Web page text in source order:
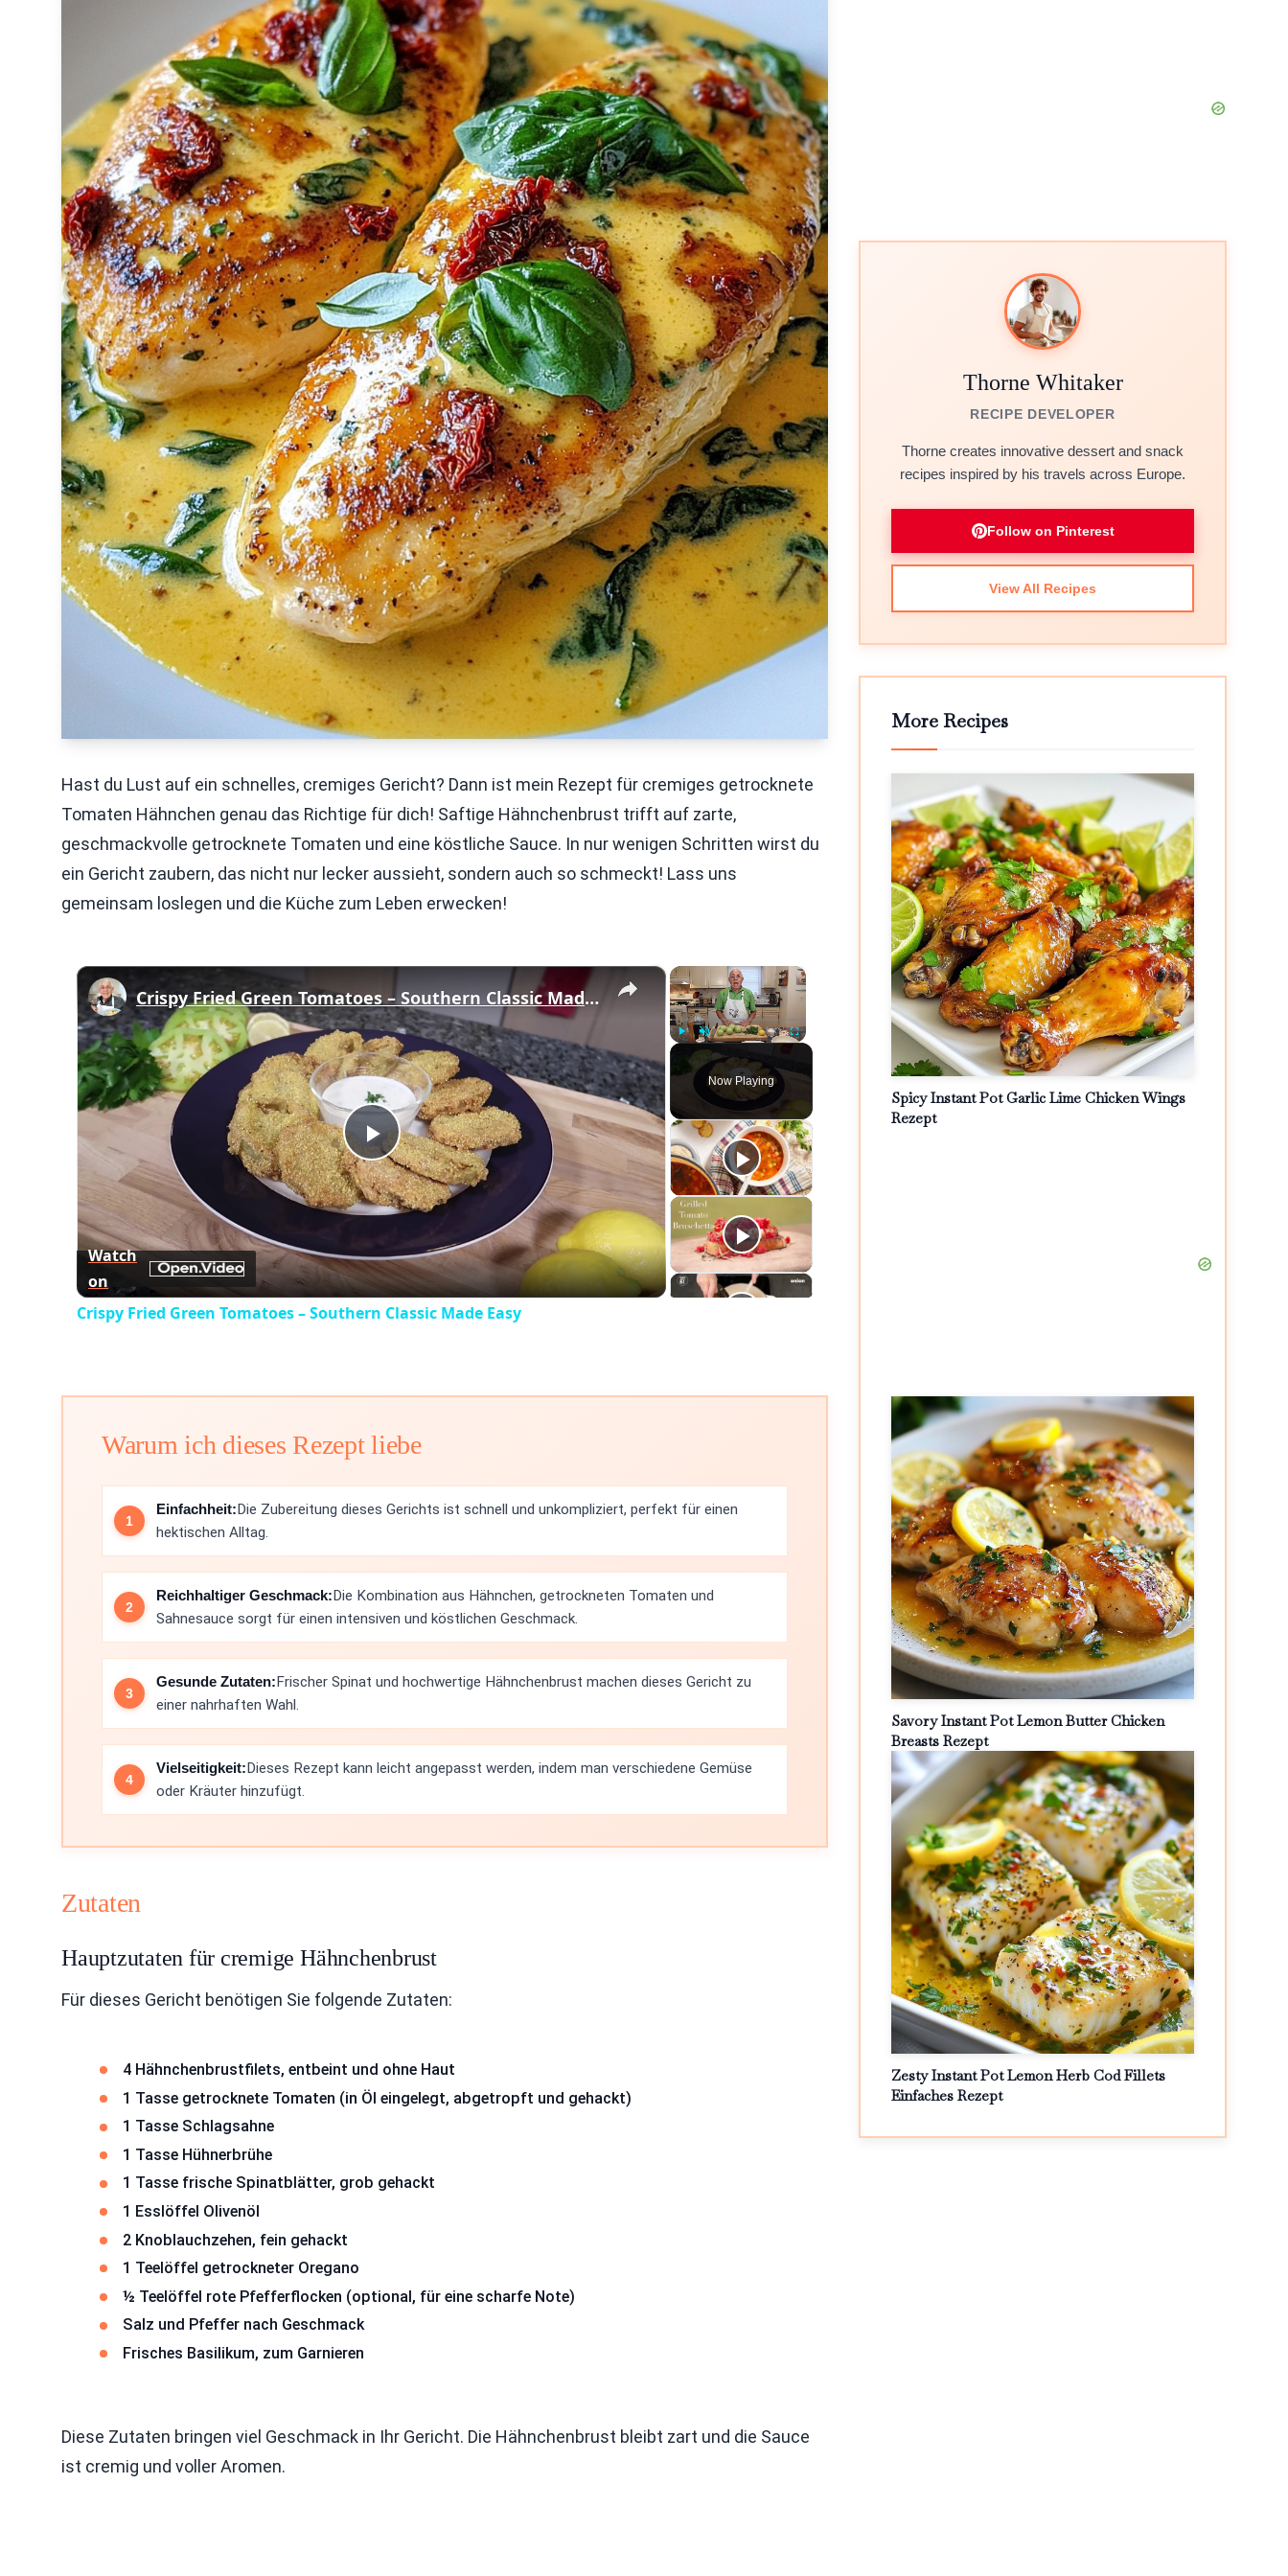
Hast du Lust auf ein schnelles, cremiges Gericht? Dann ist mein Rezept für cremiges getrocknete
Tomaten Hähnchen genau das Richtige für dich! Saftige Hähnchenbrust trifft auf zarte,
geschmackvolle getrocknete Tomaten und eine köstliche Sauce. In nur wenigen Schritten wirst du
ein Gericht zaubern, das nicht nur lecker aussieht, sondern auch so schmeckt! Lass uns
gemeinsam loslegen und die Küche zum Leben erwecken!
×
Play Unmute Fullscreen
Now Playing
×
Play
Video
Crispy Fried Green Tomatoes – Southern Classic Made Easy
Watch
on
Crispy Fried Green Tomatoes – Southern Classic Made Easy
Warum ich dieses Rezept liebe
Einfachheit:Die Zubereitung dieses Gerichts ist schnell und unkompliziert, perfekt für einen
hektischen Alltag.
Reichhaltiger Geschmack:Die Kombination aus Hähnchen, getrockneten Tomaten und
Sahnesauce sorgt für einen intensiven und köstlichen Geschmack.
Gesunde Zutaten:Frischer Spinat und hochwertige Hähnchenbrust machen dieses Gericht zu
einer nahrhaften Wahl.
Vielseitigkeit:Dieses Rezept kann leicht angepasst werden, indem man verschiedene Gemüse
oder Kräuter hinzufügt.
Zutaten
Hauptzutaten für cremige Hähnchenbrust
Für dieses Gericht benötigen Sie folgende Zutaten:
4 Hähnchenbrustfilets, entbeint und ohne Haut
1 Tasse getrocknete Tomaten (in Öl eingelegt, abgetropft und gehackt)
1 Tasse Schlagsahne
1 Tasse Hühnerbrühe
1 Tasse frische Spinatblätter, grob gehackt
1 Esslöffel Olivenöl
2 Knoblauchzehen, fein gehackt
1 Teelöffel getrockneter Oregano
½ Teelöffel rote Pfefferflocken (optional, für eine scharfe Note)
Salz und Pfeffer nach Geschmack
Frisches Basilikum, zum Garnieren
Diese Zutaten bringen viel Geschmack in Ihr Gericht. Die Hähnchenbrust bleibt zart und die Sauce
ist cremig und voller Aromen.
Thorne Whitaker
RECIPE DEVELOPER
Thorne creates innovative dessert and snack
recipes inspired by his travels across Europe.
Follow on Pinterest
View All Recipes
More Recipes
Spicy Instant Pot Garlic Lime Chicken Wings
Rezept
Savory Instant Pot Lemon Butter Chicken
Breasts Rezept
Zesty Instant Pot Lemon Herb Cod Fillets
Einfaches Rezept